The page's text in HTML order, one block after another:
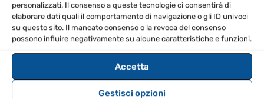
personalizzati. Il consenso a queste tecnologie ci consentirà di
elaborare dati quali il comportamento di navigazione o gli ID univoci
su questo sito. Il mancato consenso o la revoca del consenso
possono influire negativamente su alcune caratteristiche e funzioni.
Accetta
Gestisci opzioni
SPECIFICHE TECNICHE
Marca EAntenna